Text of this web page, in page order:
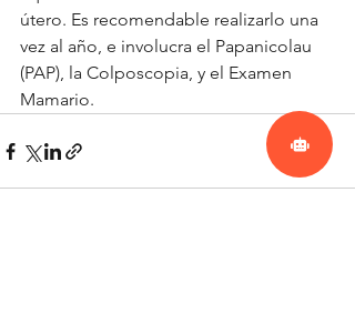
útero. Es recomendable realizarlo una
vez al año, e involucra el Papanicolau
(PAP), la Colposcopia, y el Examen
Mamario.